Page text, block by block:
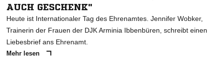
AUCH GESCHENK"
Heute ist Internationaler Tag des Ehrenamtes. Jennifer Wobker,
Trainerin der Frauen der DJK Arminia Ibbenbüren, schreibt einen
Liebesbrief ans Ehrenamt.
Mehr lesen